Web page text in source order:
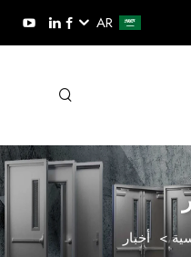
AR
>أخبار